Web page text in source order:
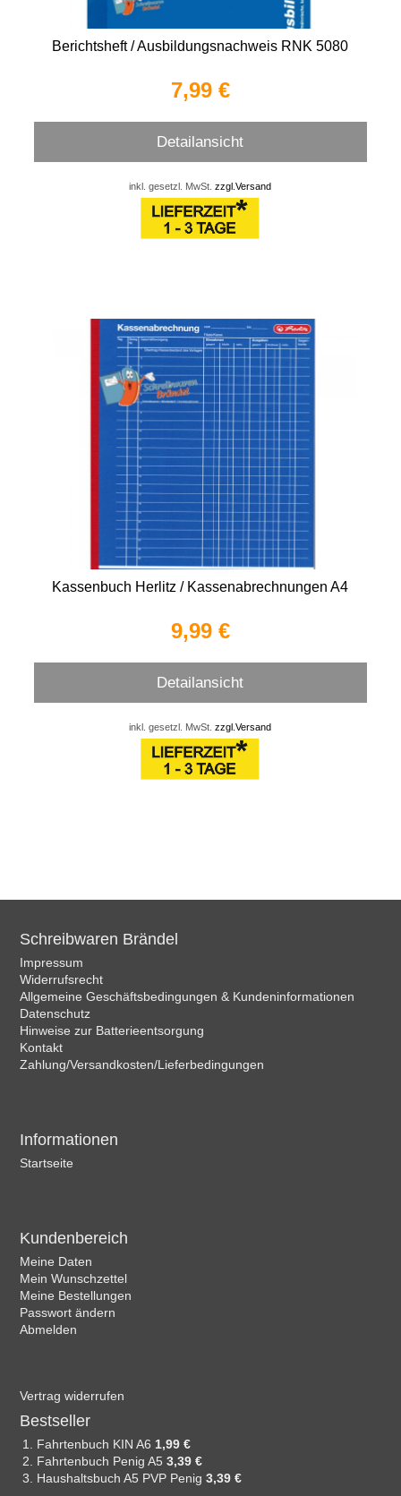
Berichtsheft / Ausbildungsnachweis RNK 5080
7,99 €
Detailansicht
inkl. gesetzl. MwSt.zzgl.Versand
Kassenbuch Herlitz / Kassenabrechnungen A4
9,99 €
Detailansicht
inkl. gesetzl. MwSt.zzgl.Versand
Schreibwaren Brändel
Impressum
Widerrufsrecht
Allgemeine Geschäftsbedingungen & Kundeninformationen
Datenschutz
Hinweise zur Batterieentsorgung
Kontakt
Zahlung/Versandkosten/Lieferbedingungen
Informationen
Startseite
Kundenbereich
Meine Daten
Mein Wunschzettel
Meine Bestellungen
Passwort ändern
Abmelden
Vertrag widerrufen
Bestseller
Fahrtenbuch KIN A6 1,99 €
Fahrtenbuch Penig A53,39 €
Haushaltsbuch A5 PVP Penig3,39 €